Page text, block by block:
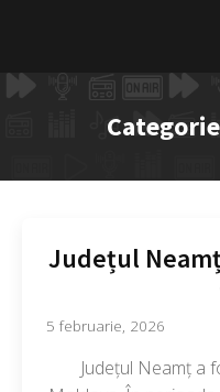
Județul
5 februarie, 2026
Județul Neamț a